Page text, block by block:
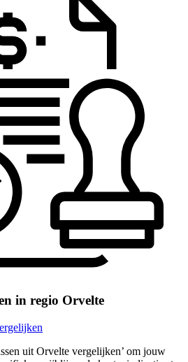
in regio Orvelte
uit Orvelte vergelijken’ om jouw